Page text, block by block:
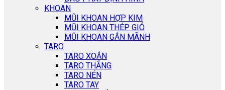
KHOAN
MŨI KHOAN HỢP KIM
MŨI KHOAN THÉP GIÓ
MŨI KHOAN GẮN MÃNH
TARO
TARO XOẮN
TARO THẲNG
TARO NÉN
TARO TAY